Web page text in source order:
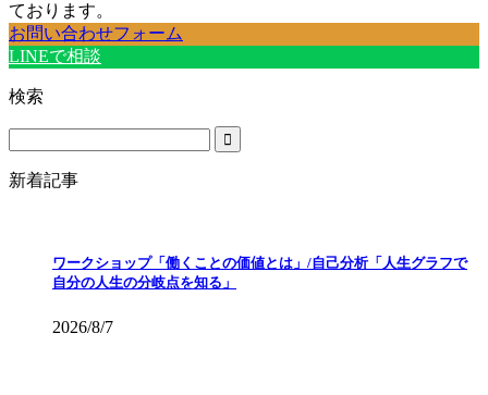
ております。
お問い合わせフォーム
LINEで相談
検索
新着記事
ワークショップ「働くことの価値とは」/自己分析「人生グラフで
自分の人生の分岐点を知る」
2026/8/7